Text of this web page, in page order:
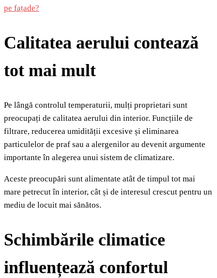
pe fațade?
Calitatea aerului contează
tot mai mult
Pe lângă controlul temperaturii, mulți proprietari sunt
preocupați de calitatea aerului din interior. Funcțiile de
filtrare, reducerea umidității excesive și eliminarea
particulelor de praf sau a alergenilor au devenit argumente
importante în alegerea unui sistem de climatizare.
Aceste preocupări sunt alimentate atât de timpul tot mai
mare petrecut în interior, cât și de interesul crescut pentru un
mediu de locuit mai sănătos.
Schimbările climatice
influențează confortul